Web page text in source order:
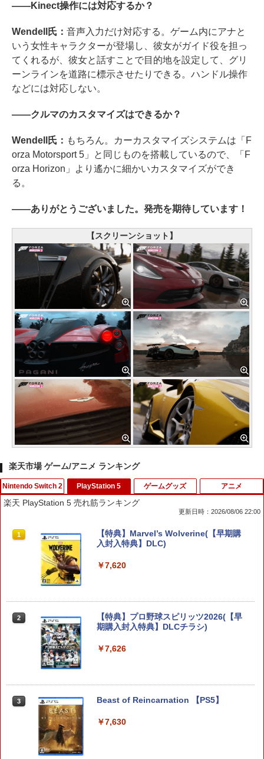
――Kinect操作には対応するか？
Wendell氏： 音声入力だけ対応する。ゲーム内にアナと
いう女性キャラクターが登場し、彼女がガイド役を担っ
てくれるが、彼女と話すことで目的地を設定して、グリ
ーンラインを道路に標示させたりできる。ハンドル操作
などには対応しない。
――クルマのカスタマイズはできるか？
Wendell氏： もちろん。カーカスタマイズシステムは「F
orza Motorsport 5」と同じものを搭載しているので、「F
orza Horizon」より遙かに細かいカスタマイズができ
る。
――ありがとうございました。発売を期待しています！
【スクリーンショット】
楽天市場 ゲーム/アニメ ランキング
Nintendo Switch 2
1
Nintendo Switch 2 ドンキーコング バ
ナンザ スイッチ2 ゲームソフト 新品 ゲ
2
【特典】超新時空ゲイム ネプテューヌ∞
Switch2版(【早期購入外付特典】【D
ュセット)
刃 ヒノカミ血風譚2 Nintendo Switch 2
PlayStation 5
楽天 PlayStation 5 売れ筋ランキング
更新日時：2026/08/06 22:00
1
【特典】Marvel’s Wolverine(【早期購
入封入特典】DLC)
￥7,620
2
【特典】プロ野球スピリッツ2026(【早
期購入封入特典】DLCチラシ)
￥7,626
3 Beast of Reincarnation 【PS5】
￥7,630
ゲームグッズ アニメ